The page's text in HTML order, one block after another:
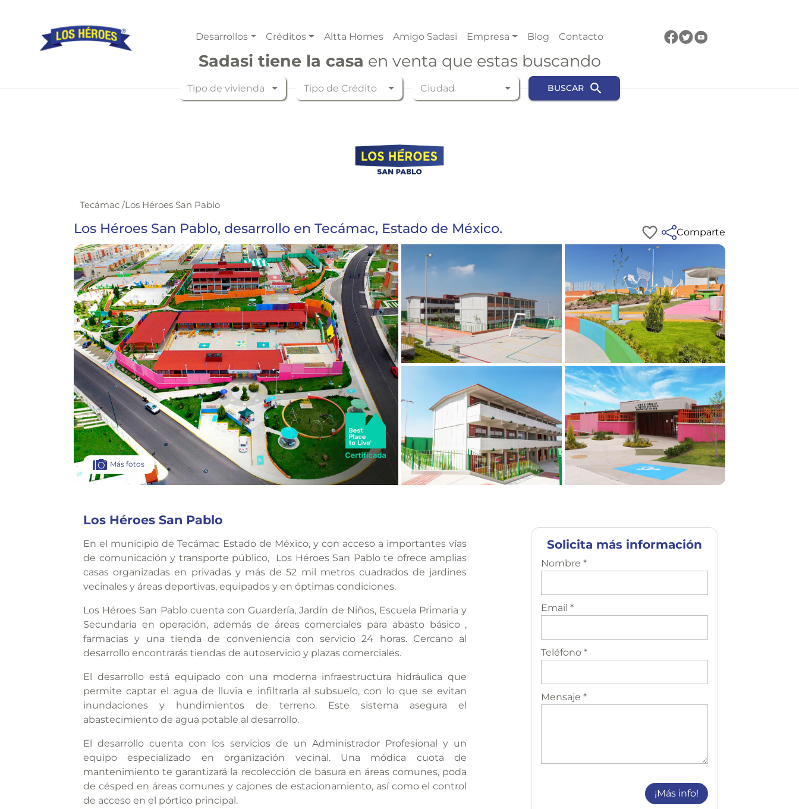
Desarrollos Créditos Altta Homes Amigo Sadasi Empresa Blog Contacto
Sadasi tiene la casa en venta que estas buscando
Tipo de vivienda Tipo de Crédito Ciudad BUSCAR
Tecámac /Los Héroes San Pablo
Los Héroes San Pablo, desarrollo en Tecámac, Estado de México. Comparte
Más fotos
Los Héroes San Pablo
En el municipio de Tecámac Estado de México, y con acceso a importantes vías
de comunicación y transporte público, Los Héroes San Pablo te ofrece amplias
casas organizadas en privadas y más de 52 mil metros cuadrados de jardines
vecinales y áreas deportivas, equipados y en óptimas condiciones.
Los Héroes San Pablo cuenta con Guardería, Jardín de Niños, Escuela Primaria y
Secundaria en operación, además de áreas comerciales para abasto básico ,
farmacias y una tienda de conveniencia con servicio 24 horas. Cercano al
desarrollo encontrarás tiendas de autoservicio y plazas comerciales.
El desarrollo está equipado con una moderna infraestructura hidráulica que
permite captar el agua de lluvia e infiltrarla al subsuelo, con lo que se evitan
inundaciones y hundimientos de terreno. Este sistema asegura el
abastecimiento de agua potable al desarrollo.
El desarrollo cuenta con los servicios de un Administrador Profesional y un
equipo especializado en organización vecinal. Una módica cuota de
mantenimiento te garantizará la recolección de basura en áreas comunes, poda
de césped en áreas comunes y cajones de estacionamiento, así como el control
de acceso en el pórtico principal.
Solicita más información
Nombre *
Email *
Teléfono *
Mensaje *
¡Más info!